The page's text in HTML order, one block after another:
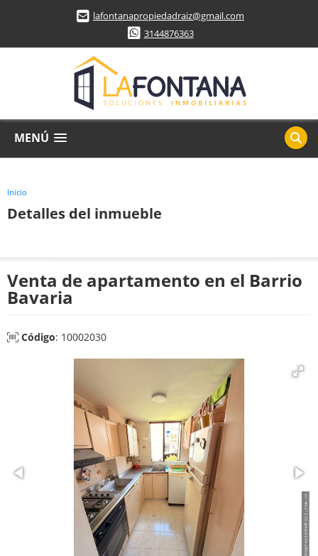
lafontanapropiedadraiz@gmail.com
3144876363
MENÚ
Inicio
Detalles del inmueble
Venta de apartamento en el Barrio
Bavaria
Código: 10002030